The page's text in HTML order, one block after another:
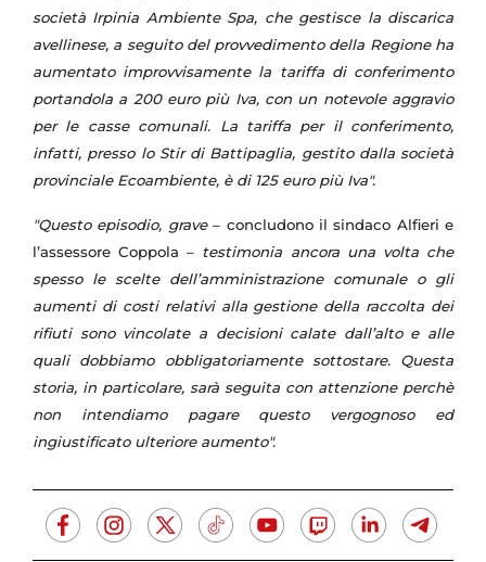
società Irpinia Ambiente Spa, che gestisce la discarica
avellinese, a seguito del provvedimento della Regione ha
aumentato improvvisamente la tariffa di conferimento
portandola a 200 euro più Iva, con un notevole aggravio
per le casse comunali. La tariffa per il conferimento,
infatti, presso lo Stir di Battipaglia, gestito dalla società
provinciale Ecoambiente, è di 125 euro più Iva".
"Questo episodio, grave– concludono il sindaco Alfieri e
l’assessore Coppola – testimonia ancora una volta che
spesso le scelte dell’amministrazione comunale o gli
aumenti di costi relativi alla gestione della raccolta dei
rifiuti sono vincolate a decisioni calate dall’alto e alle
quali dobbiamo obbligatoriamente sottostare. Questa
storia, in particolare, sarà seguita con attenzione perchè
non intendiamo pagare questo vergognoso ed
ingiustificato ulteriore aumento".